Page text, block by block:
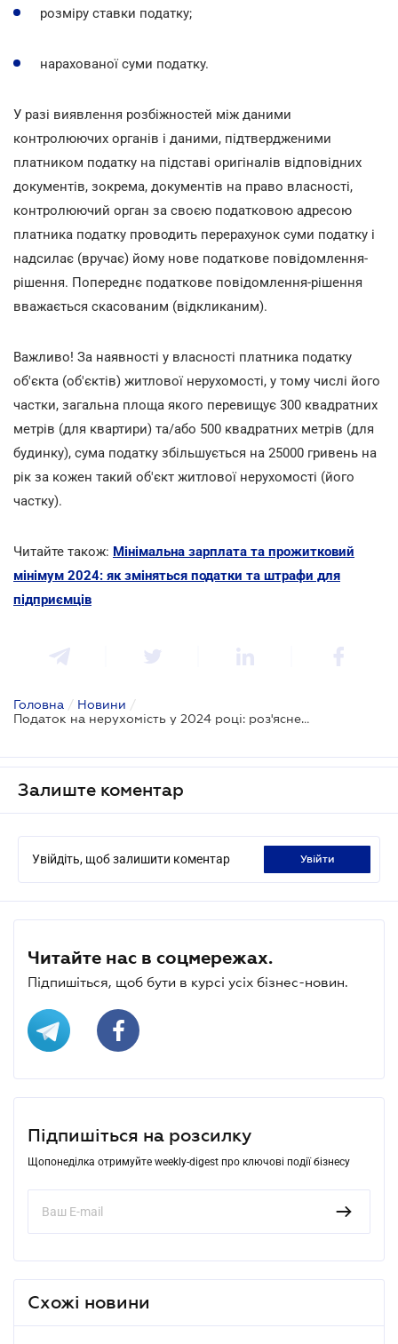
розміру ставки податку;
нарахованої суми податку.
У разі виявлення розбіжностей між даними
контролюючих органів і даними, підтвердженими
платником податку на підставі оригіналів відповідних
документів, зокрема, документів на право власності,
контролюючий орган за своєю податковою адресою
платника податку проводить перерахунок суми податку і
надсилає (вручає) йому нове податкове повідомлення-
рішення. Попереднє податкове повідомлення-рішення
вважається скасованим (відкликаним).
Важливо! За наявності у власності платника податку
об'єкта (об'єктів) житлової нерухомості, у тому числі його
частки, загальна площа якого перевищує 300 квадратних
метрів (для квартири) та/або 500 квадратних метрів (для
будинку), сума податку збільшується на 25000 гривень на
рік за кожен такий об'єкт житлової нерухомості (його
частку).
Читайте також: Мінімальна зарплата та прожитковий
мінімум 2024: як зміняться податки та штрафи для
підприємців
Головна / Новини /
Податок на нерухомість у 2024 році: роз'яснення податківців
Залиште коментар
Увійдіть, щоб залишити коментар увійти
Читайте нас в соцмережах.
Підпишіться, щоб бути в курсі усіх бізнес-новин.
Підпишіться на розсилку
Щопонеділка отримуйте weekly-digest про ключові події бізнесу
Схожі новини